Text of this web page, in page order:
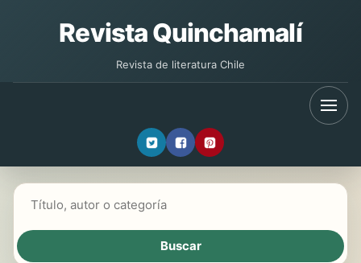
Revista Quinchamalí
Revista de literatura Chile